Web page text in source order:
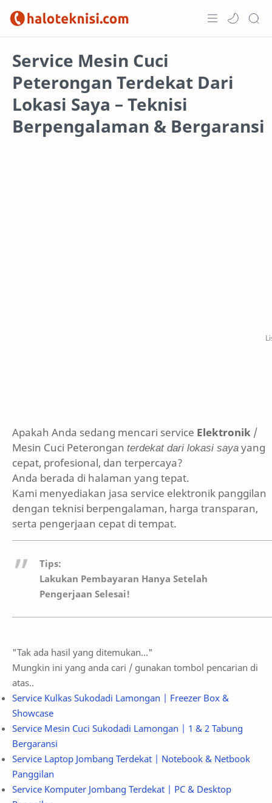
Projects
Service Mesin Cuci
Peterongan Terdekat Dari
Lokasi Saya – Teknisi
Berpengalaman & Bergaransi
Apakah Anda sedang mencari service Elektronik /
Mesin Cuci Peterongan terdekat dari lokasi sayayang
cepat, profesional, dan terpercaya?
Anda berada di halaman yang tepat.
Kami menyediakan jasa service elektronik panggilan
dengan teknisi berpengalaman, harga transparan,
serta pengerjaan cepat di tempat.
Tips:
Lakukan Pembayaran Hanya Setelah
Pengerjaan Selesai!
"Tak ada hasil yang ditemukan..."
Mungkin ini yang anda cari / gunakan tombol pencarian di
atas..
Service Kulkas Sukodadi Lamongan | Freezer Box &
Showcase
Service Mesin Cuci Sukodadi Lamongan | 1 & 2 Tabung
Bergaransi
Service Laptop Jombang Terdekat | Notebook & Netbook
Panggilan
Service Komputer Jombang Terdekat | PC & Desktop